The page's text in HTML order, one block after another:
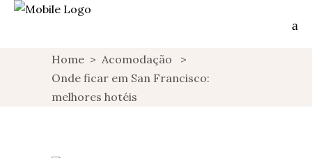
Home > Acomodação
>
Onde ficar em San Francisco:
melhores hotéis